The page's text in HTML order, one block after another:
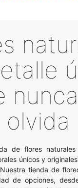
olvida
de flores
únicos y
tienda de
de opciones,